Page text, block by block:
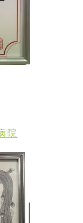
院